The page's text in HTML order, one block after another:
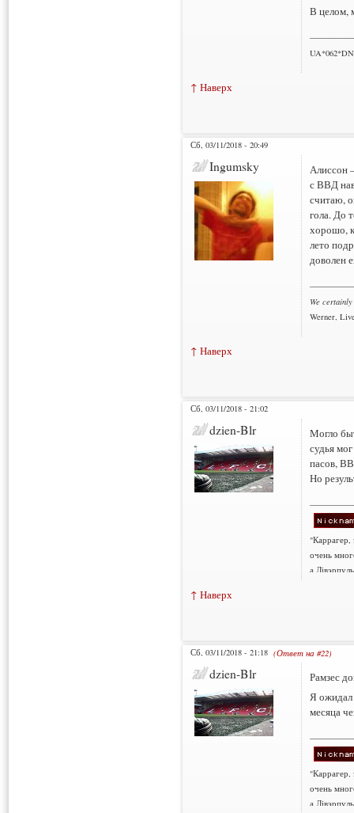
В целом,
UA*062*DN
↑ Наверх
Сб, 03/11/2018 - 20:49
Ingumsky
Алиссон
с ВВД
считаю,
гола. До
хорошо,
лето
доволен
We
Werner,
↑ Наверх
Сб, 03/11/2018 - 21:02
dzien-Blr
Могло
судья
пасов,
Но
"Каррагер,
очень
а
↑ Наверх
Сб, 03/11/2018 - 21:18 (Ответ на #22)
dzien-Blr
Рамзес
Я ожидал
месяца
"Каррагер,
очень
а